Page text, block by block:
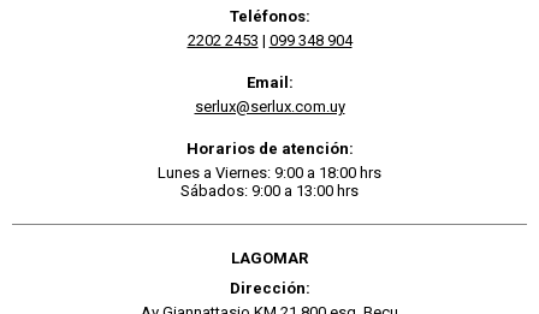
Teléfonos:
2202 2453 | 099 348 904
Email:
serlux@serlux.com.uy
Horarios de atención:
Lunes a Viernes: 9:00 a 18:00 hrs
Sábados: 9:00 a 13:00 hrs
LAGOMAR
Dirección: